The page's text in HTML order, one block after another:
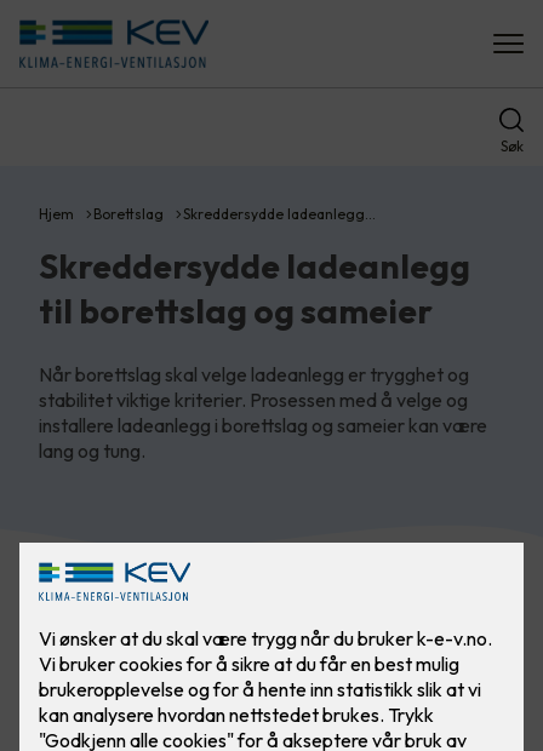
Søk
Hjem Borettslag Skreddersydde ladeanlegg…
Skreddersydde ladeanlegg
til borettslag og sameier
Når borettslag skal velge ladeanlegg er trygghet og
stabilitet viktige kriterier. Prosessen med å velge og
installere ladeanlegg i borettslag og sameier kan være
lang og tung.